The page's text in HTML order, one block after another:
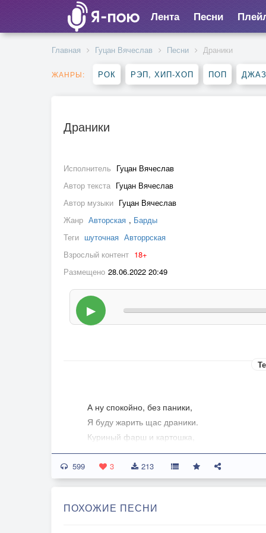
Лента Песни
Главная Гуцан Вячеслав Песни Драники
ЖАНРЫ: РОК РЭП, ХИП-ХОП ПОП
Драники
Исполнитель Гуцан Вячеслав
Автор текста Гуцан Вячеслав
Автор музыки Гуцан Вячеслав
Жанр Авторская , Барды
Теги шуточная Авторрская
Взрослый контент 18+
Размещено 28.06.2022 20:49
▶
А ну спокойно, без паники,
Я буду жарить щас драники.
Куриный фарш и картошка,
Моркови тёртой немножко.
Еще в замес привлеку,
Я луку и чесноку,
Сто грамм, по ходу, в тихушку,
599 3 213
ПОХОЖИЕ ПЕСНИ